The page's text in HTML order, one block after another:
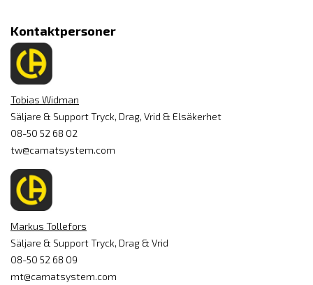
Kontaktpersoner
Tobias Widman
Säljare & Support Tryck, Drag, Vrid & Elsäkerhet
08-50 52 68 02
tw@camatsystem.com
Markus Tollefors
Säljare & Support Tryck, Drag & Vrid
08-50 52 68 09
mt@camatsystem.com